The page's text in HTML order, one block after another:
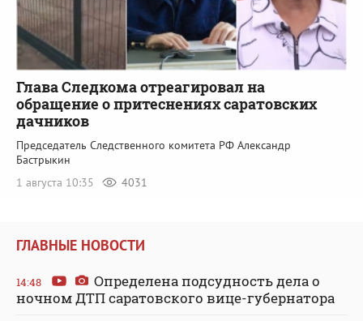
Глава Следкома отреагировал на
обращение о притеснениях саратовских
дачников
Председатель Следственного комитета РФ Александр
Бастрыкин
1 августа 10:35
4031
ГЛАВНЫЕ НОВОСТИ
14:48
Определена подсудность дела о
ночном ДТП саратовского вице-губернатора